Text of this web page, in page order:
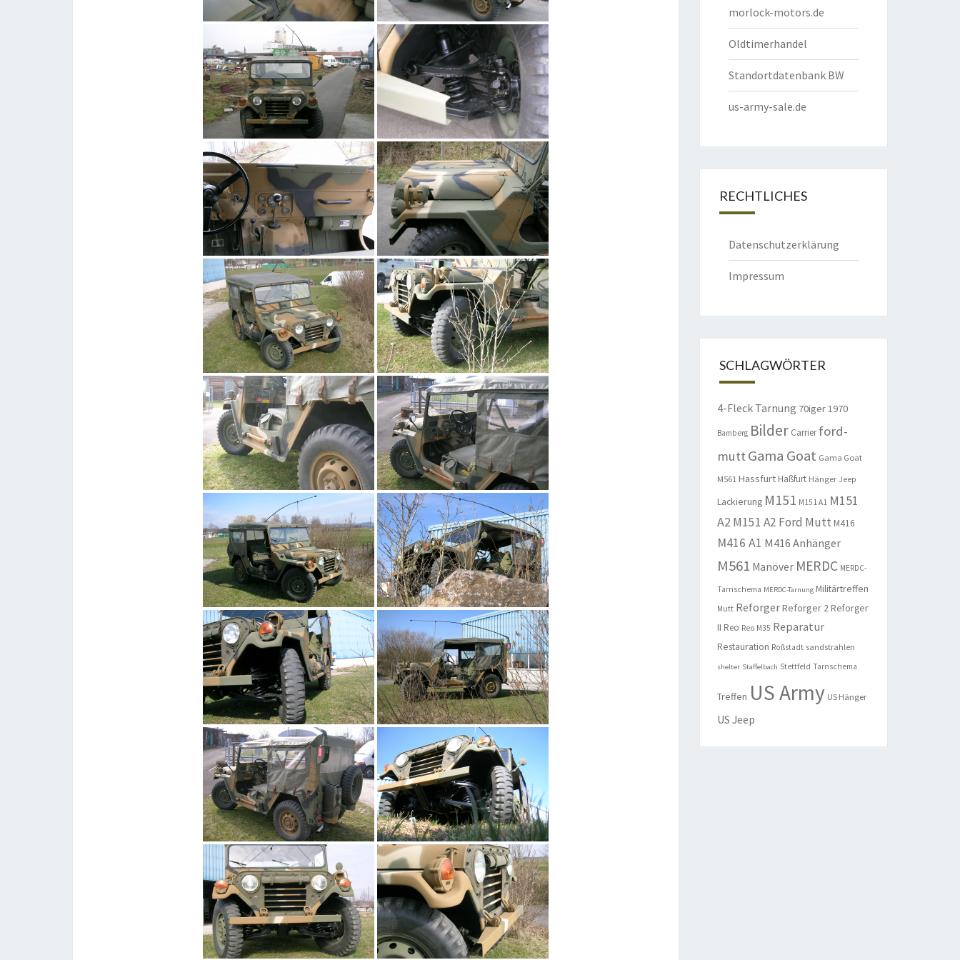
morlock-motors.de
Oldtimerhandel
Standortdatenbank BW
us-army-sale.de
RECHTLICHES
Datenschutzerklärung
Impressum
SCHLAGWÖRTER
4-Fleck Tarnung 70iger1970
Bamberg Bilder Carrier ford-
mutt Gama Goat Gama Goat
M561 Hassfurt Haßfurt Hänger Jeep
Lackierung M151 M151 A1 M151
A2 M151 A2 Ford Mutt M416
M416 A1 M416 Anhänger
M561 Manöver MERDC MERDC-
Tarnschema MERDC-Tarnung Militärtreffen
Mutt ReforgerReforger 2Reforger
II Reo Reo M35 Reparatur
Restauration Roßstadt sandstrahlen
shelter Staffelbach Stettfeld Tarnschema
Treffen US Army US Hänger
US Jeep